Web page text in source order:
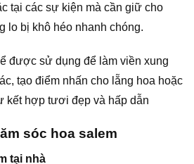
tại các sự kiện mà cần giữ cho
lo bị khô héo nhanh chóng.
được sử dụng để làm viền xung
tạo điểm nhấn cho lẵng hoa hoặc
kết hợp tươi đẹp và hấp dẫn
sóc hoa salem
tại nhà